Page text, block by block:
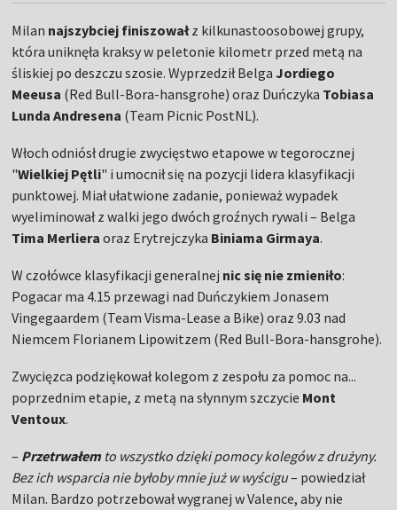
Milan najszybciej finiszowałz kilkunastoosobowej grupy,
która uniknęła kraksy w peletonie kilometr przed metą na
śliskiej po deszczu szosie. Wyprzedził Belga Jordiego
Meeusa (Red Bull-Bora-hansgrohe) oraz Duńczyka Tobiasa
Lunda Andresena (Team Picnic PostNL).
Włoch odniósł drugie zwycięstwo etapowe w tegorocznej
"Wielkiej Pętli" i umocnił się na pozycji lidera klasyfikacji
punktowej. Miał ułatwione zadanie, ponieważ wypadek
wyeliminował z walki jego dwóch groźnych rywali – Belga
Tima Merlieraoraz Erytrejczyka Biniama Girmaya.
W czołówce klasyfikacji generalnej nic się nie zmieniło:
Pogacar ma 4.15 przewagi nad Duńczykiem Jonasem
Vingegaardem (Team Visma-Lease a Bike) oraz 9.03 nad
Niemcem Florianem Lipowitzem (Red Bull-Bora-hansgrohe).
Zwycięzca podziękował kolegom z zespołu za pomoc na...
poprzednim etapie, z metą na słynnym szczycie Mont
Ventoux.
– Przetrwałem to wszystko dzięki pomocy kolegów z drużyny.
Bez ich wsparcia nie byłoby mnie już w wyścigu– powiedział
Milan. Bardzo potrzebował wygranej w Valence, aby nie